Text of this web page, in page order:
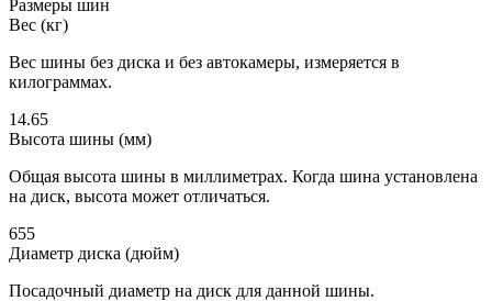
Размеры шин
Вес (кг)
Вес шины без диска и без автокамеры, измеряется в
килограммах.
14.65
Высота шины (мм)
Общая высота шины в миллиметрах. Когда шина установлена
на диск, высота может отличаться.
655
Диаметр диска (дюйм)
Посадочный диаметр на диск для данной шины.